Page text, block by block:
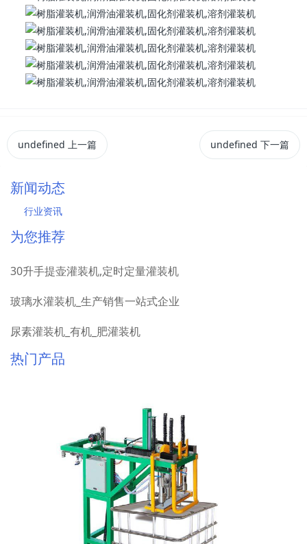
undefined 上一篇 undefined 下一篇
新闻动态
行业资讯
为您推荐
30升手提壶灌装机,定时定量灌装机
玻璃水灌装机_生产销售一站式企业
尿素灌装机_有机_肥灌装机
热门产品